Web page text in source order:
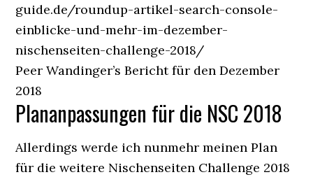
guide.de/roundup-artikel-search-console-
einblicke-und-mehr-im-dezember-
nischenseiten-challenge-2018/
Peer Wandinger’s Bericht für den Dezember
2018
Plananpassungen für die NSC 2018
Allerdings werde ich nunmehr meinen Plan
für die weitere Nischenseiten Challenge 2018